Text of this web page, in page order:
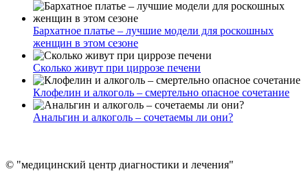
Бархатное платье – лучшие модели для роскошных
женщин в этом сезоне
Сколько живут при циррозе печени
Клофелин и алкоголь – смертельно опасное сочетание
Анальгин и алкоголь – сочетаемы ли они?
© "медицинский центр диагностики и лечения"